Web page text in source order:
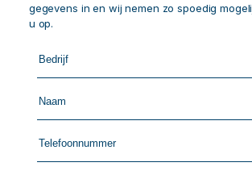
gegevens in en wij nemen zo spoedig
u op.
Call
me
by
fax